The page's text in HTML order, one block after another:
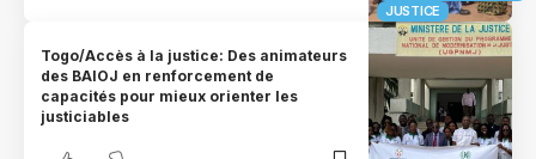
JUSTICE
Togo/Accès à la justice: Des animateurs
des BAIOJ en renforcement de
capacités pour mieux orienter les
justiciables